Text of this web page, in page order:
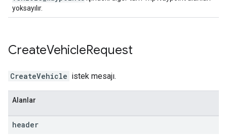
yoksayılır.
CreateVehicleRequest
CreateVehicle istek mesajı.
Alanlar
header